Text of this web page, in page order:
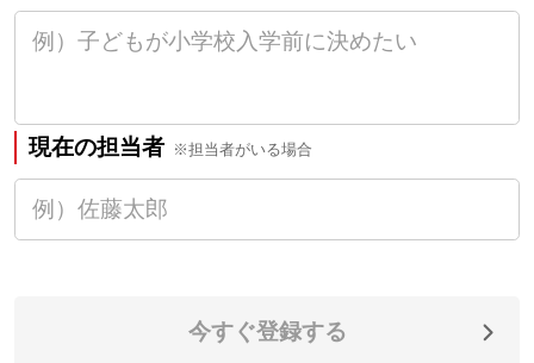
現在の担当者 ※担当者がいる場合
今すぐ登録する